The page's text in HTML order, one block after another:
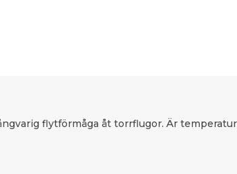
flytförmåga åt torrflugor. Är